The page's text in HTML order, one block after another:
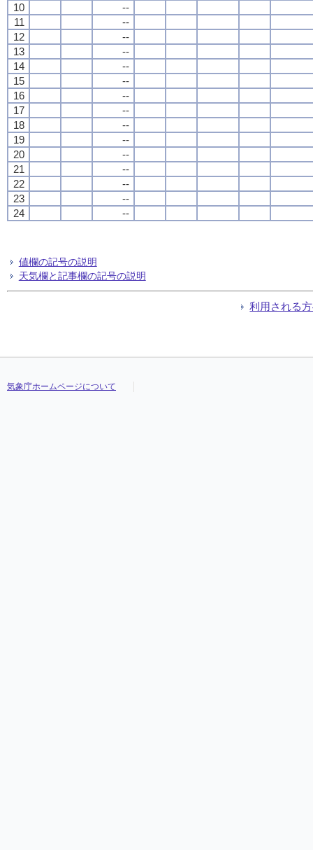
10
--
11
--
12
--
13
--
14
--
15
--
16
--
17
--
18
--
19
--
20
--
21
--
22
--
23
--
24
--
値欄の記号の説明
天気欄と記事欄の記号の説明
利用される
気象庁ホームページについて